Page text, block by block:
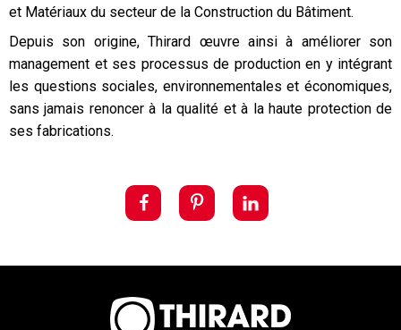
et Matériaux du secteur de la Construction du Bâtiment.
Depuis son origine, Thirard œuvre ainsi à améliorer son
management et ses processus de production en y intégrant
les questions sociales, environnementales et économiques,
sans jamais renoncer à la qualité et à la haute protection de
ses fabrications.